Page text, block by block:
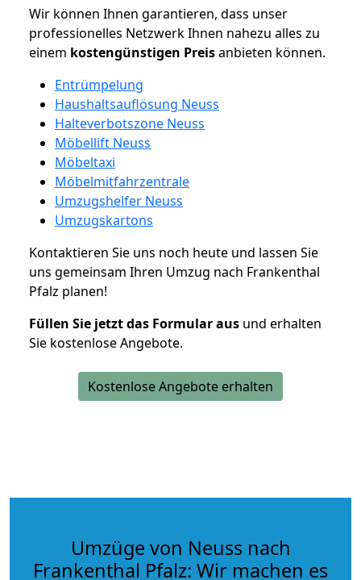
Wir können Ihnen garantieren, dass unser
professionelles Netzwerk Ihnen nahezu alles zu
einem kostengünstigen Preisanbieten können.
Entrümpelung
Haushaltsauflösung Neuss
Halteverbotszone Neuss
Möbellift Neuss
Möbeltaxi
Möbelmitfahrzentrale
Umzugshelfer Neuss
Umzugskartons
Kontaktieren Sie uns noch heute und lassen Sie
uns gemeinsam Ihren Umzug nach Frankenthal
Pfalz planen!
Füllen Sie jetzt das Formular aus und erhalten
Sie kostenlose Angebote.
Kostenlose Angebote erhalten
Umzüge von Neuss nach
Frankenthal Pfalz: Wir machen es